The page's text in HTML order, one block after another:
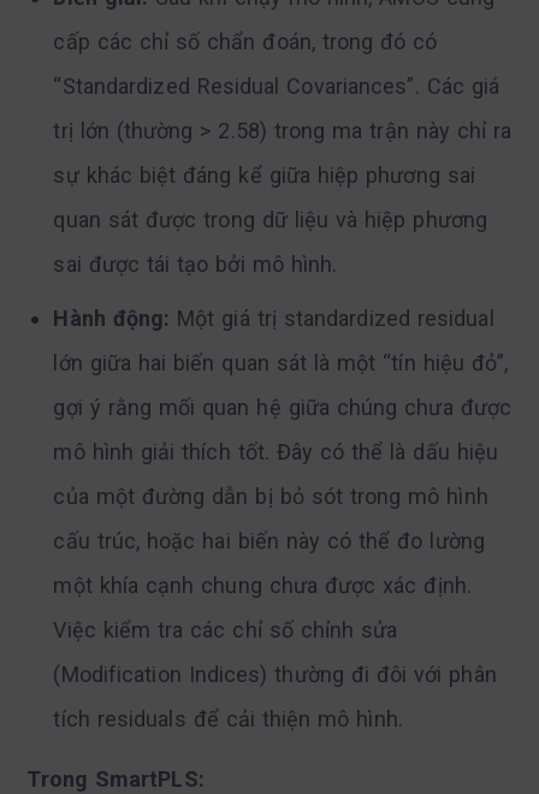
cấp các chỉ số chẩn đoán, trong đó có
“Standardized Residual Covariances”. Các giá
trị lớn (thường > 2.58) trong ma trận này chỉ ra
sự khác biệt đáng kể giữa hiệp phương sai
quan sát được trong dữ liệu và hiệp phương
sai được tái tạo bởi mô hình.
Hành động: Một giá trị standardized residual
lớn giữa hai biến quan sát là một “tín hiệu đỏ”,
gợi ý rằng mối quan hệ giữa chúng chưa được
mô hình giải thích tốt. Đây có thể là dấu hiệu
của một đường dẫn bị bỏ sót trong mô hình
cấu trúc, hoặc hai biến này có thể đo lường
một khía cạnh chung chưa được xác định.
Việc kiểm tra các chỉ số chỉnh sửa
(Modification Indices) thường đi đôi với phân
tích residuals để cải thiện mô hình.
Trong SmartPLS: